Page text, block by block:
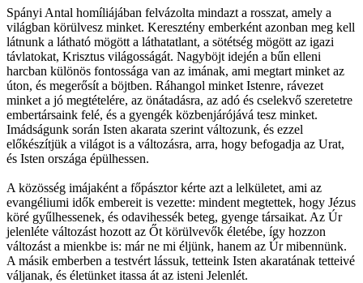
Spányi Antal homíliájában felvázolta mindazt a rosszat, amely a
világban körülvesz minket. Keresztény emberként azonban meg kell
látnunk a látható mögött a láthatatlant, a sötétség mögött az igazi
távlatokat, Krisztus világosságát. Nagyböjt idején a bűn elleni
harcban különös fontossága van az imának, ami megtart minket az
úton, és megerősít a böjtben. Ráhangol minket Istenre, rávezet
minket a jó megtételére, az önátadásra, az adó és cselekvő szeretetre
embertársaink felé, és a gyengék közbenjárójává tesz minket.
Imádságunk során Isten akarata szerint változunk, és ezzel
előkészítjük a világot is a változásra, arra, hogy befogadja az Urat,
és Isten országa épülhessen.
A közösség imájaként a főpásztor kérte azt a lelkületet, ami az
evangéliumi idők embereit is vezette: mindent megtettek, hogy Jézus
köré gyűlhessenek, és odavihessék beteg, gyenge társaikat. Az Úr
jelenléte változást hozott az Őt körülvevők életébe, így hozzon
változást a mienkbe is: már ne mi éljünk, hanem az Úr mibennünk.
A másik emberben a testvért lássuk, tetteink Isten akaratának tetteivé
váljanak, és életünket itassa át az isteni Jelenlét.